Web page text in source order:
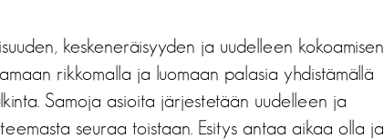
keskeneräisyyden ja uudelleen kokoamisen
rikkomalla ja luomaan palasia yhdistämällä
Samoja asioita järjestetään uudelleen ja
seuraa toistaan. Esitys antaa aikaa olla ja